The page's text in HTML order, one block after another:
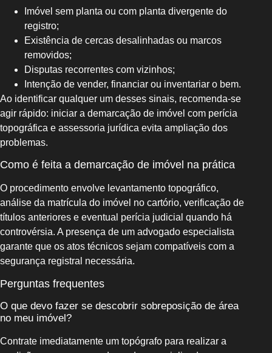
Imóvel sem planta ou com planta divergente do
registro;
Existência de cercas desalinhadas ou marcos
removidos;
Disputas recorrentes com vizinhos;
Intenção de vender, financiar ou inventariar o bem.
Ao identificar qualquer um desses sinais, recomenda-se
agir rápido: iniciar a demarcação de imóvel com perícia
topográfica e assessoria jurídica evita ampliação dos
problemas.
Como é feita a demarcação de imóvel na prática
O procedimento envolve levantamento topográfico,
análise da matrícula do imóvel no cartório, verificação de
títulos anteriores e eventual perícia judicial quando há
controvérsia. A presença de um advogado especialista
garante que os atos técnicos sejam compatíveis com a
segurança registral necessária.
Perguntas frequentes
O que devo fazer se descobrir sobreposição de área
no meu imóvel?
Contrate imediatamente um topógrafo para realizar a